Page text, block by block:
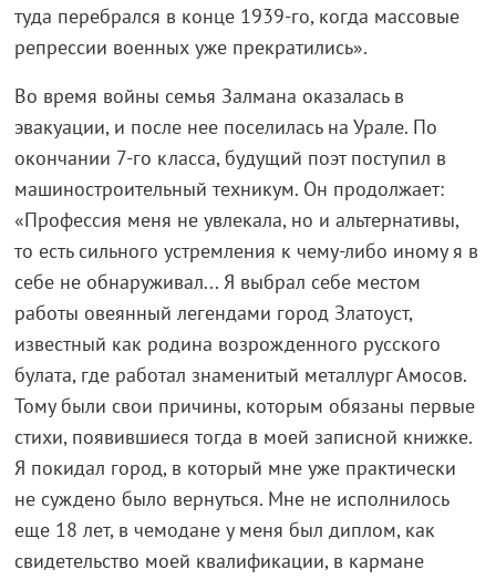
туда перебрался в конце 1939-го, когда массовые
репрессии военных уже прекратились».
Во время войны семья Залмана оказалась в
эвакуации, и после нее поселилась на Урале. По
окончании 7-го класса, будущий поэт поступил в
машиностроительный техникум. Он продолжает:
«Профессия меня не увлекала, но и альтернативы,
то есть сильного устремления к чему-либо иному я в
себе не обнаруживал... Я выбрал себе местом
работы овеянный легендами город Златоуст,
известный как родина возрожденного русского
булата, где работал знаменитый металлург Амосов.
Тому были свои причины, которым обязаны первые
стихи, появившиеся тогда в моей записной книжке.
Я покидал город, в который мне уже практически
не суждено было вернуться. Мне не исполнилось
еще 18 лет, в чемодане у меня был диплом, как
свидетельство моей квалификации, в кармане